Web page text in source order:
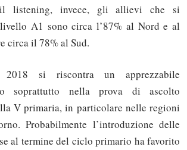
listening, invece, gli allievi che si
A1 sono circa l’87% al Nord e al
circa il 78% al Sud.
si riscontra un apprezzabile
soprattutto nella prova di ascolto
V primaria, in particolare nelle regioni
Probabilmente l’introduzione delle
al termine del ciclo primario ha favorito